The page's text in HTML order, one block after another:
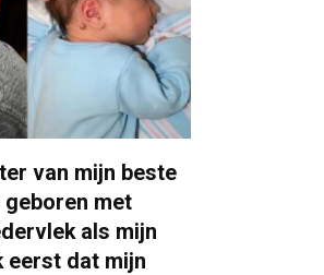
van mijn beste
met
als mijn
eerst dat mijn